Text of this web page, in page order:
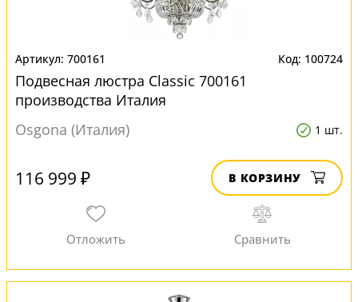
700161 100724
Подвесная люстра Classic 700161
производства Италия
Osgona (Италия)
1 шт.
116 999 ₽ В КОРЗИНУ